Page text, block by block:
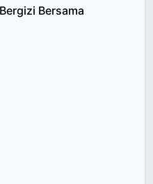
Bersama